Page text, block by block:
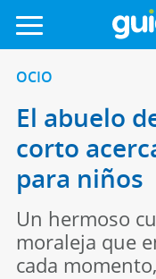
OCIO
El abuelo
corto
para niños
Un hermoso
moraleja que
cada